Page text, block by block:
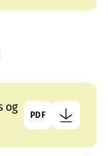
og
PDF